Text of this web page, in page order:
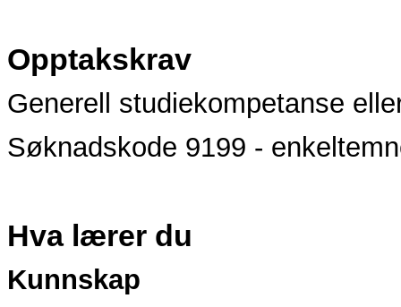
Opptakskrav
Generell studiekompetanse
Søknadskode 9199 -
Hva lærer du
Kunnskap